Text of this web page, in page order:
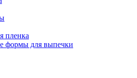
пленка
формы для выпечки